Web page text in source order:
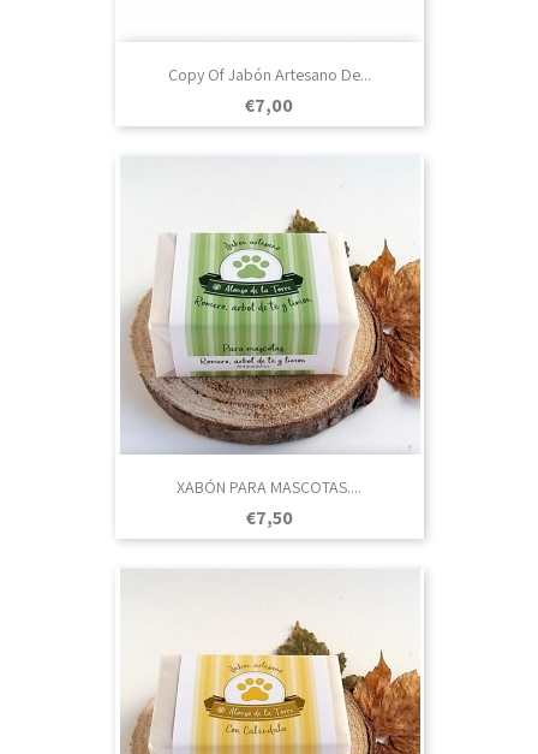
Copy Of Jabón Artesano De...
Prezo
€7,00
XABÓN PARA MASCOTAS....
Prezo
€7,50